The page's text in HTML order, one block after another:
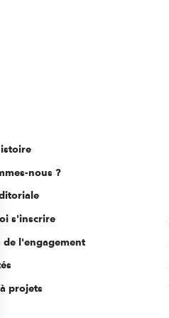
nous ?
s'inscrire
de l'engagement
projets